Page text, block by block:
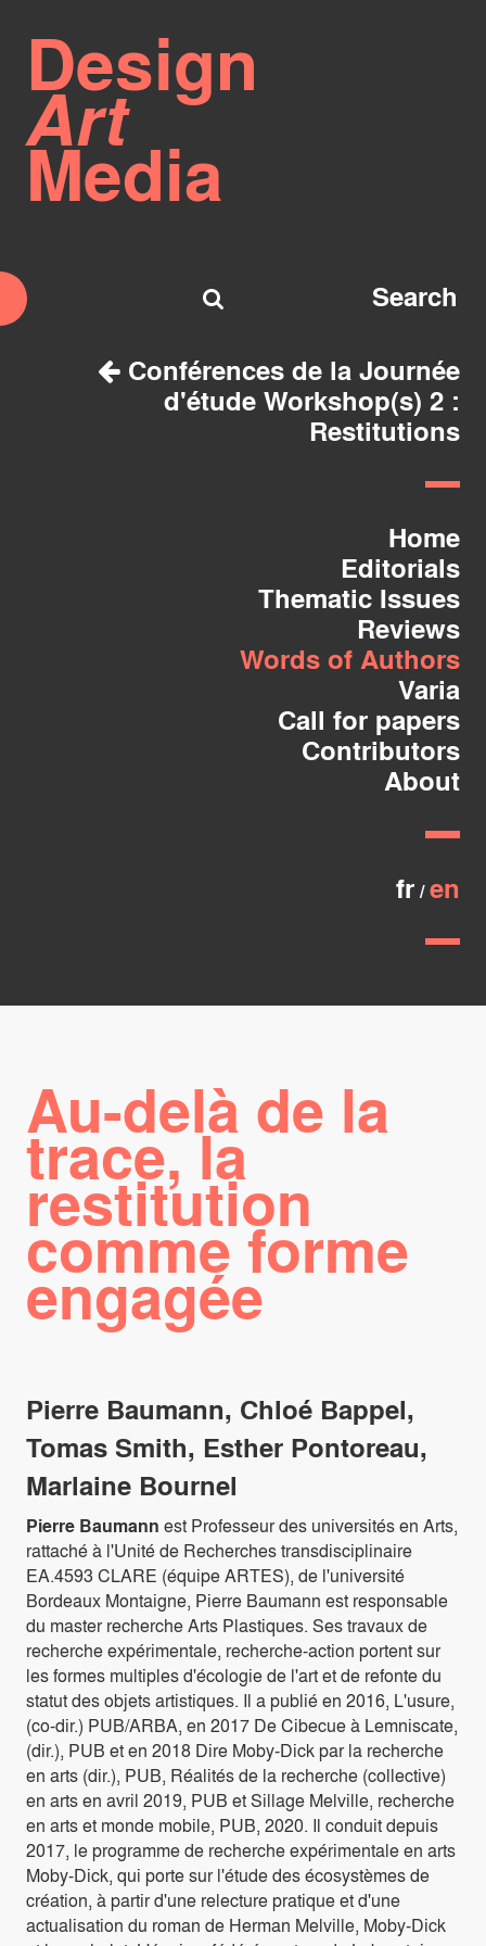
Design
Art
Media
Conférences de la Journée
d'étude Workshop(s) 2 :
Restitutions
Home
Editorials
Thematic Issues
Reviews
Words of Authors
Varia
Call for papers
Contributors
About
fr en
Au-delà de la
trace, la
restitution
comme forme
engagée
Pierre Baumann, Chloé Bappel,
Tomas Smith, Esther Pontoreau,
Marlaine Bournel
Pierre Baumann est Professeur des universités en Arts,
rattaché à l'Unité de Recherches transdisciplinaire
EA.4593 CLARE (équipe ARTES), de l'université
Bordeaux Montaigne, Pierre Baumann est responsable
du master recherche Arts Plastiques. Ses travaux de
recherche expérimentale, recherche-action portent sur
les formes multiples d'écologie de l'art et de refonte du
statut des objets artistiques. Il a publié en 2016, L'usure,
(co-dir.) PUB/ARBA, en 2017 De Cibecue à Lemniscate,
(dir.), PUB et en 2018 Dire Moby-Dick par la recherche
en arts (dir.), PUB, Réalités de la recherche (collective)
en arts en avril 2019, PUB et Sillage Melville, recherche
en arts et monde mobile, PUB, 2020. Il conduit depuis
2017, le programme de recherche expérimentale en arts
Moby-Dick, qui porte sur l'étude des écosystèmes de
création, à partir d'une relecture pratique et d'une
actualisation du roman de Herman Melville, Moby-Dick